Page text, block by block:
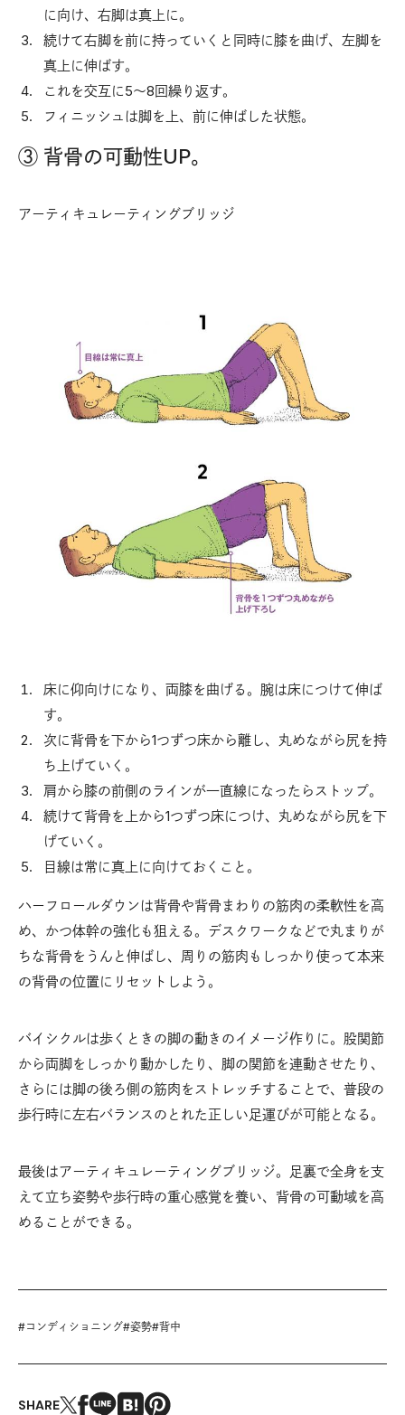
に向け、右脚は真上に。
続けて右脚を前に持っていくと同時に膝を曲げ、左脚を
真上に伸ばす。
これを交互に5～8回繰り返す。
フィニッシュは脚を上、前に伸ばした状態。
③ 背骨の可動性UP。
アーティキュレーティングブリッジ
床に仰向けになり、両膝を曲げる。腕は床につけて伸ば
す。
次に背骨を下から1つずつ床から離し、丸めながら尻を持
ち上げていく。
肩から膝の前側のラインが一直線になったらストップ。
続けて背骨を上から1つずつ床につけ、丸めながら尻を下
げていく。
目線は常に真上に向けておくこと。
ハーフロールダウンは背骨や背骨まわりの筋肉の柔軟性を高
め、かつ体幹の強化も狙える。デスクワークなどで丸まりが
ちな背骨をうんと伸ばし、周りの筋肉もしっかり使って本来
の背骨の位置にリセットしよう。
バイシクルは歩くときの脚の動きのイメージ作りに。股関節
から両脚をしっかり動かしたり、脚の関節を連動させたり、
さらには脚の後ろ側の筋肉をストレッチすることで、普段の
歩行時に左右バランスのとれた正しい足運びが可能となる。
最後はアーティキュレーティングブリッジ。足裏で全身を支
えて立ち姿勢や歩行時の重心感覚を養い、背骨の可動域を高
めることができる。
#コンディショニング#姿勢#背中
SHARE